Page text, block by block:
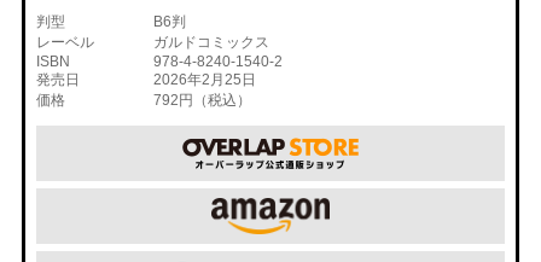
判型
B6判
レーベル
ガルドコミックス
ISBN
978-4-8240-1540-2
発売日
2026年2月25日
価格
792円（税込）